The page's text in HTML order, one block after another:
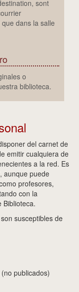
sont
dans la salle
o
biblioteca.
del carnet de
emitir cualquiera de
a la red. Es
aunque puede
profesores,
con la
Biblioteca.
susceptibles de
publicados)